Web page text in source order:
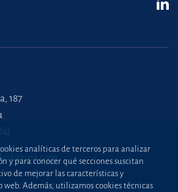
187
analíticas de terceros para analizar
y para conocer qué secciones suscitan
de mejorar las características y
Además, utilizamos cookies técnicas